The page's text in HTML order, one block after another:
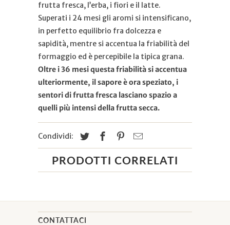
frutta fresca, l’erba, i fiori e il latte.
Superati i 24 mesi gli aromi si intensificano,
in perfetto equilibrio fra dolcezza e
sapidità, mentre si accentua la friabilità del
formaggio ed è percepibile la tipica grana.
Oltre i 36 mesi questa friabilità si accentua
ulteriormente, il sapore è ora speziato, i
sentori di frutta fresca lasciano spazio a
quelli più intensi della frutta secca.
Condividi:
PRODOTTI CORRELATI
CONTATTACI